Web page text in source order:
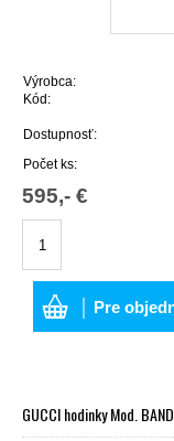
Výrobca:
Kód:
Dostupnosť:
Počet ks:
595,- €
│ Pre
GUCCI hodinky Mod.